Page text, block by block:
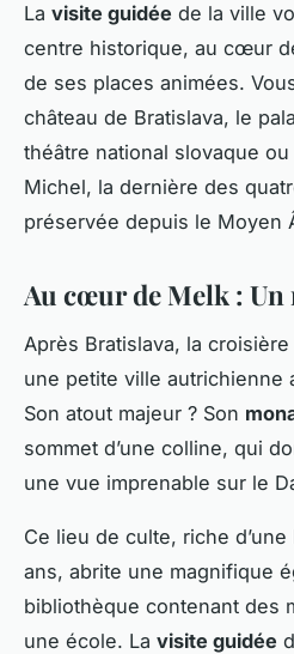
La visite guidée de la ville
centre historique, au cœur
de ses places animées.
château de Bratislava, le
théâtre national slovaque
Michel, la dernière des
préservée depuis le Moyen
Au cœur de Melk : Un
Après Bratislava, la
une petite ville autrichienne
Son atout majeur ? Son
sommet d’une colline, qui
une vue imprenable sur le
Ce lieu de culte, riche
ans, abrite une magnifique
bibliothèque contenant des
une école. La visite guidée